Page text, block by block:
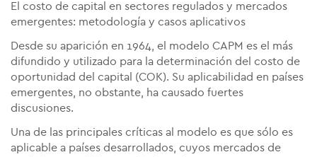
El costo de capital en sectores regulados y mercados
emergentes: metodología y casos aplicativos
Desde su aparición en 1964, el modelo CAPM es el más
difundido y utilizado para la determinación del costo de
oportunidad del capital (COK). Su aplicabilidad en países
emergentes, no obstante, ha causado fuertes
discusiones.
Una de las principales críticas al modelo es que sólo es
aplicable a países desarrollados, cuyos mercados de